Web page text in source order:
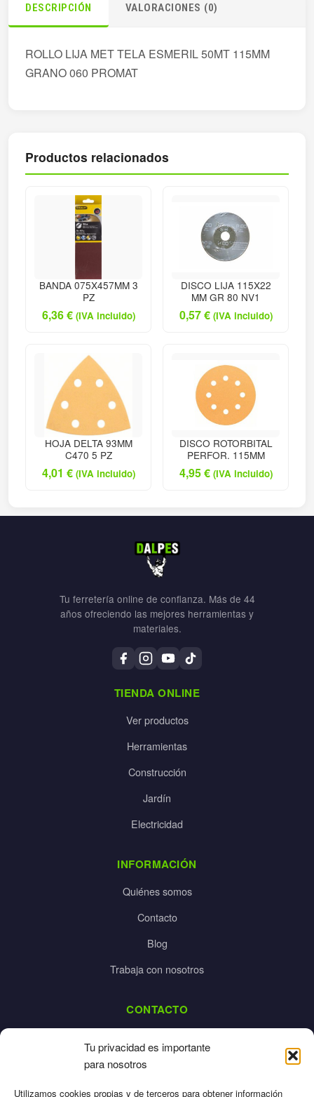
Tu privacidad es importante
para nosotros
Utilizamos cookies propias y de terceros para obtener información
DESCRIPCIÓN VALORACIONES (0)
ROLLO LIJA MET TELA ESMERIL 50MT 115MM
GRANO 060 PROMAT
Productos relacionados
BANDA 075X457MM 3
PZ
6,36€ (IVA incluido)
DISCO LIJA 115X22
MM GR 80 NV1
0,57€ (IVA incluido)
HOJA DELTA 93MM
C470 5 PZ
4,01 € (IVA incluido)
DISCO ROTORBITAL
PERFOR. 115MM
4,95€ (IVA incluido)
Tu ferretería online de confianza. Más de 44
años ofreciendo las mejores herramientas y
materiales.
TIENDA ONLINE
Ver productos
Herramientas
Construcción
Jardín
Electricidad
INFORMACIÓN
Quiénes somos
Contacto
Blog
Trabaja con nosotros
CONTACTO
925 532 213